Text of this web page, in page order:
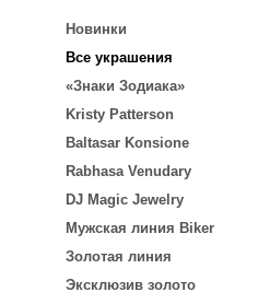
Новинки
Все украшения
«Знаки Зодиака»
Kristy Patterson
Baltasar Konsione
Rabhasa Venudary
DJ Magic Jewelry
Мужская линия Biker
Золотая линия
Эксклюзив золото